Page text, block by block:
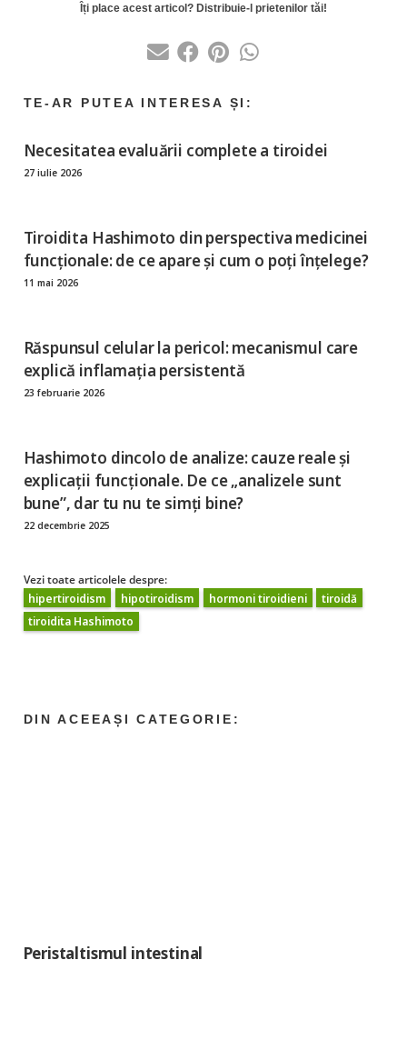
Necesitatea evaluării complete a tiroidei
27 iulie 2026
Tiroidita Hashimoto din perspectiva medicinei
funcționale: de ce apare și cum o poți înțelege?
11 mai 2026
Răspunsul celular la pericol: mecanismul care
explică inflamația persistentă
23 februarie 2026
Hashimoto dincolo de analize: cauze reale și
explicații funcționale. De ce „analizele sunt
bune”, dar tu nu te simți bine?
22 decembrie 2025
Vezi toate articolele despre:
hipertiroidism
hipotiroidism hormoni tiroidieni
tiroidă
tiroidita Hashimoto
Peristaltismul intestinal